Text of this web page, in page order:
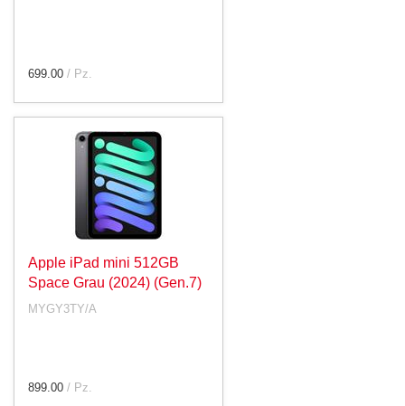
699.00 / Pz.
Apple iPad mini 512GB
Space Grau (2024) (Gen.7)
MYGY3TY/A
899.00 / Pz.